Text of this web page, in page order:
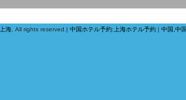
海 , All rights reserved.| 中国ホテル予約: 上海ホテル予約 | 中国,中